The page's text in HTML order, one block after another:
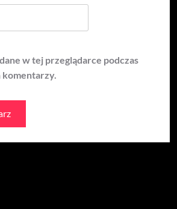
w tej przeglądarce podczas